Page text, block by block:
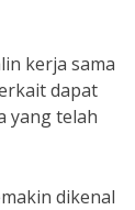
kerja sama
dapat
yang telah
dikenal